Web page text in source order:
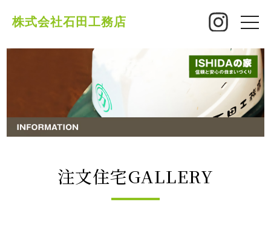
株式会社石田工務店
toggle
注文住宅GALLERY